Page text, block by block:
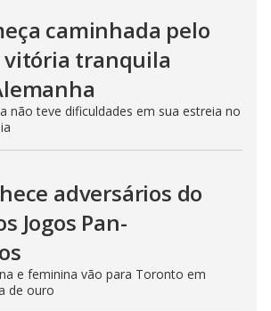
caminhada pelo
tranquila
não teve dificuldades em sua estreia no
adversários do
Jogos Pan-
e feminina vão para Toronto em
de ouro